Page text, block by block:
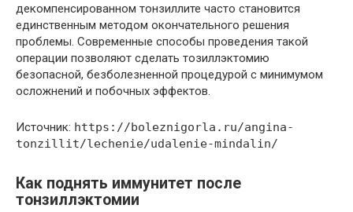
декомпенсированном тонзиллите часто становится
единственным методом окончательного решения
проблемы. Современные способы проведения такой
операции позволяют сделать тозиллэктомию
безопасной, безболезненной процедурой с минимумом
осложнений и побочных эффектов.
Источник: https://boleznigorla.ru/angina-
tonzillit/lechenie/udalenie-mindalin/
Как поднять иммунитет после
тонзиллэктомии